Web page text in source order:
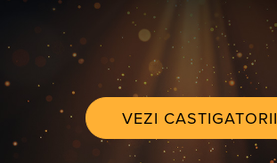
VEZI CASTIGATORII